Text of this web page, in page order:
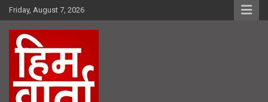
Skip
to
content
Friday, August 7, 2026